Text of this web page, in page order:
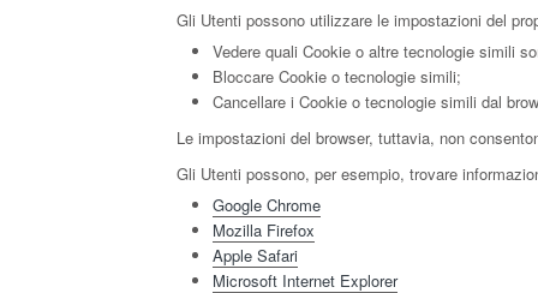
Gli Utenti possono utilizzare le impostazioni del
Vedere quali Cookie o altre tecnologie simili
Bloccare Cookie o tecnologie simili;
Cancellare i Cookie o tecnologie simili dal
Le impostazioni del browser, tuttavia, non
Gli Utenti possono, per esempio, trovare
Google Chrome
Mozilla Firefox
Apple Safari
Microsoft Internet Explorer